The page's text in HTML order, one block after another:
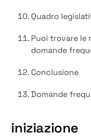
Quadro
Puoi trovare le
domande
Conclusione
Domande
iniziazione